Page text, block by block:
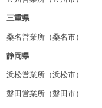
三重県
桑名営業所（桑名市）
静岡県
浜松営業所（浜松市）
磐田営業所（磐田市）